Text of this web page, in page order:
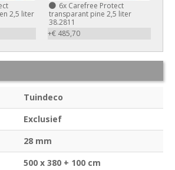
2,5 liter
6xCarefree Protect
transparant pine 2,5 liter
38.2811
+€ 485,70
Tuindeco
Exclusief
28 mm
500 x 380 + 100 cm